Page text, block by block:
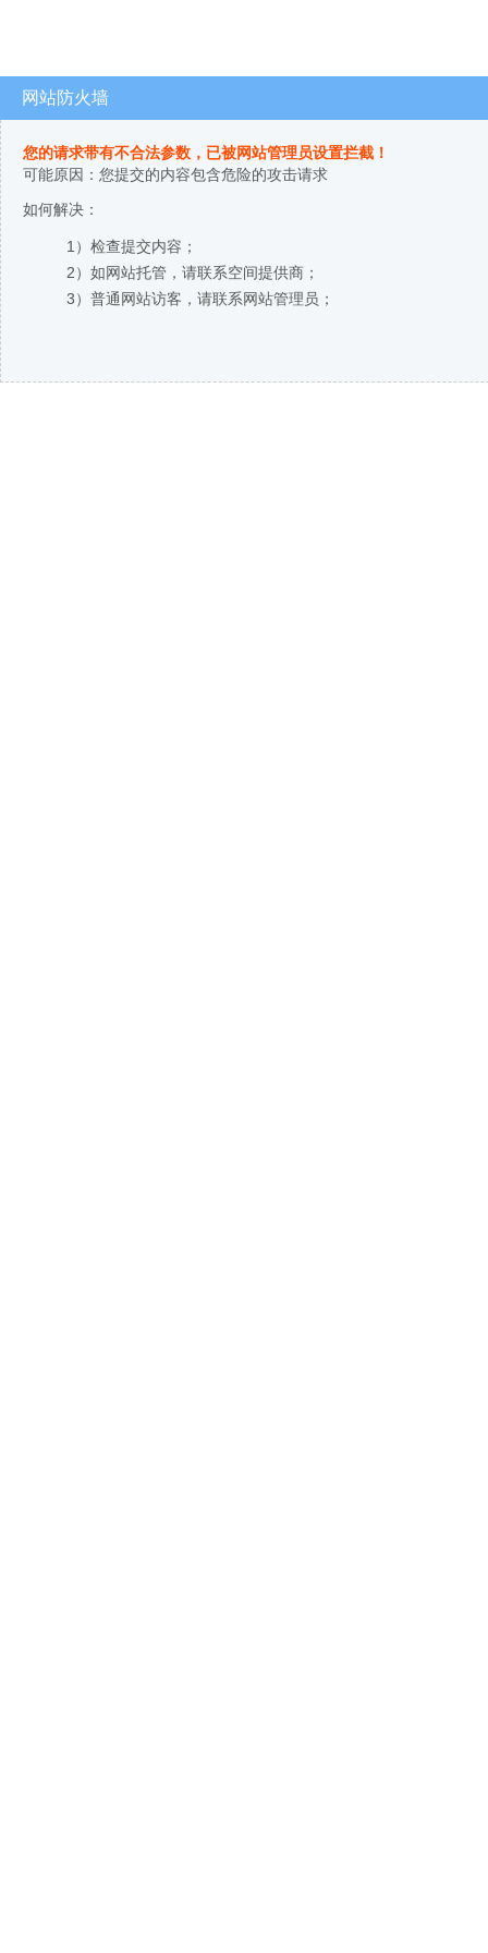
网站防火墙
您的请求带有不合法参数，已被网站管理员设置拦截！
可能原因：您提交的内容包含危险的攻击请求
如何解决：
1）检查提交内容；
2）如网站托管，请联系空间提供商；
3）普通网站访客，请联系网站管理员；